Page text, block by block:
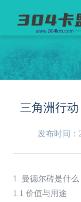
三角洲行
发布时间：
1. 曼德尔砖是什么
1.1 价值与用途